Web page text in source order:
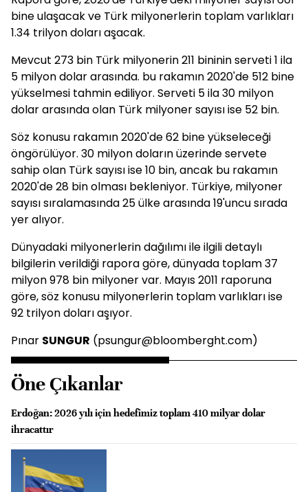
bine ulaşacak ve Türk milyonerlerin toplam varlıkları
1.34 trilyon doları aşacak.
Mevcut 273 bin Türk milyonerin 211 bininin serveti 1 ila
5 milyon dolar arasında. bu rakamın 2020'de 512 bine
yükselmesi tahmin ediliyor. Serveti 5 ila 30 milyon
dolar arasında olan Türk milyoner sayısı ise 52 bin.
Söz konusu rakamın 2020'de 62 bine yükseleceği
öngörülüyor. 30 milyon doların üzerinde servete
sahip olan Türk sayısı ise 10 bin, ancak bu rakamın
2020'de 28 bin olması bekleniyor. Türkiye, milyoner
sayısı sıralamasında 25 ülke arasında 19'uncu sırada
yer alıyor.
Dünyadaki milyonerlerin dağılımı ile ilgili detaylı
bilgilerin verildiği rapora göre, dünyada toplam 37
milyon 978 bin milyoner var. Mayıs 2011 raporuna
göre, söz konusu milyonerlerin toplam varlıkları ise
92 trilyon doları aşıyor.
Pınar SUNGUR (psungur@bloomberght.com)
Öne Çıkanlar
Erdoğan: 2026 yılı için hedefimiz toplam 410 milyar dolar
ihracattır